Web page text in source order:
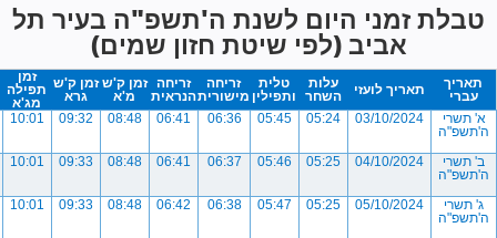
טבלת זמני היום לשנת ה'תשפ"ה בעיר תל
אביב (לפי שיטת חזון שמים)
תאריך
עברי
תאריך לועזי
עלות
השחר
טלית
ותפילין
זריחה
מישורית
זריחה
הנראית
זמן ק'ש
מ'א
זמן ק'ש
גרא
זמן
תפילה
מג'א
א' תשרי
ה'תשפ"ה
03/10/2024
05:24
05:45
06:36
06:41
08:48
09:32
10:01
ב' תשרי
ה'תשפ"ה
04/10/2024
05:25
05:46
06:37
06:41
08:48
09:33
10:01
ג' תשרי
ה'תשפ"ה
05/10/2024
05:25
05:47
06:38
06:42
08:48
09:33
10:01